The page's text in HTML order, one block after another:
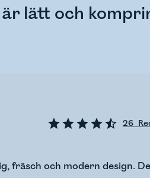
lätt och
26
fräsch och modern design.